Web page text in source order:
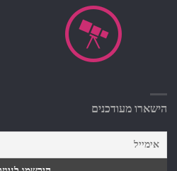
הישארו מעודכנים